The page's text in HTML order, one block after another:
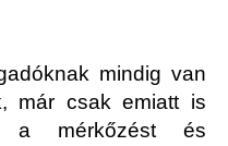
mindig van
már csak emiatt is
a mérkőzést és